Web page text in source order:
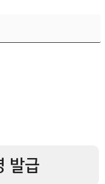
발급